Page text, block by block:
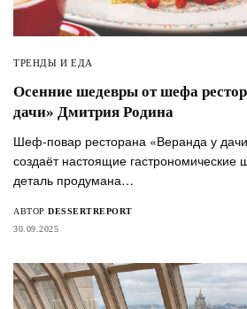
ТРЕНДЫ И ЕДА
Осенние шедевры от шефа
дачи» Дмитрия Родина
Шеф-повар ресторана «Веранда у
создаёт настоящие гастрономические
деталь продумана…
АВТОР DESSERTREPORT
30.09.2025